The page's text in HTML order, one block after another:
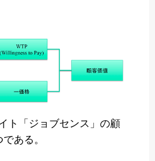
ト「ジョブセンス」の顧
ある。